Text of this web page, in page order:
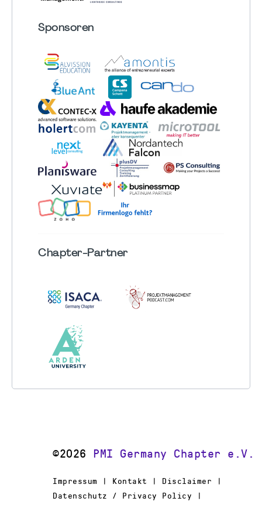
Sponsoren
Chapter-Partner
©2026 PMI Germany Chapter e.V.
Impressum | Kontakt | Disclaimer |
Datenschutz / Privacy Policy |